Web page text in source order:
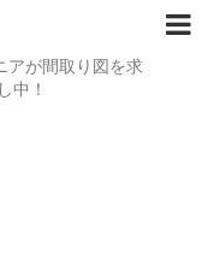
アが間取り図を求
中！